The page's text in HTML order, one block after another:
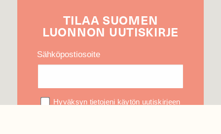
TILAA SUOMEN
LUONNON UUTIS­KIRJE
Sähköpostiosoite
Hyväksyn tietojeni käytön uutiskirjeen